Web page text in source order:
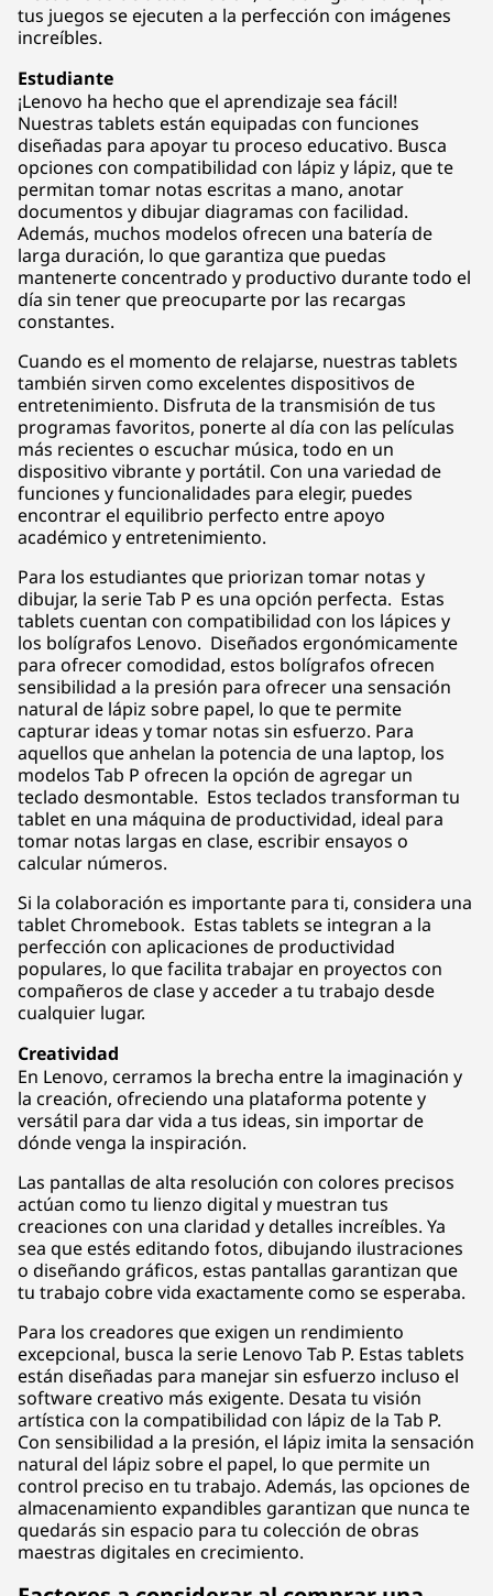
tus juegos se ejecuten a la perfección con imágenes
increíbles.
Estudiante
¡Lenovo ha hecho que el aprendizaje sea fácil!
Nuestras tablets están equipadas con funciones
diseñadas para apoyar tu proceso educativo. Busca
opciones con compatibilidad con lápiz y lápiz, que te
permitan tomar notas escritas a mano, anotar
documentos y dibujar diagramas con facilidad.
Además, muchos modelos ofrecen una batería de
larga duración, lo que garantiza que puedas
mantenerte concentrado y productivo durante todo el
día sin tener que preocuparte por las recargas
constantes.
Cuando es el momento de relajarse, nuestras tablets
también sirven como excelentes dispositivos de
entretenimiento. Disfruta de la transmisión de tus
programas favoritos, ponerte al día con las películas
más recientes o escuchar música, todo en un
dispositivo vibrante y portátil. Con una variedad de
funciones y funcionalidades para elegir, puedes
encontrar el equilibrio perfecto entre apoyo
académico y entretenimiento.
Para los estudiantes que priorizan tomar notas y
dibujar, la serie Tab P es una opción perfecta. Estas
tablets cuentan con compatibilidad con los lápices y
los bolígrafos Lenovo. Diseñados ergonómicamente
para ofrecer comodidad, estos bolígrafos ofrecen
sensibilidad a la presión para ofrecer una sensación
natural de lápiz sobre papel, lo que te permite
capturar ideas y tomar notas sin esfuerzo. Para
aquellos que anhelan la potencia de una laptop, los
modelos Tab P ofrecen la opción de agregar un
teclado desmontable. Estos teclados transforman tu
tablet en una máquina de productividad, ideal para
tomar notas largas en clase, escribir ensayos o
calcular números.
Si la colaboración es importante para ti, considera una
tablet Chromebook. Estas tablets se integran a la
perfección con aplicaciones de productividad
populares, lo que facilita trabajar en proyectos con
compañeros de clase y acceder a tu trabajo desde
cualquier lugar.
Creatividad
En Lenovo, cerramos la brecha entre la imaginación y
la creación, ofreciendo una plataforma potente y
versátil para dar vida a tus ideas, sin importar de
dónde venga la inspiración.
Las pantallas de alta resolución con colores precisos
actúan como tu lienzo digital y muestran tus
creaciones con una claridad y detalles increíbles. Ya
sea que estés editando fotos, dibujando ilustraciones
o diseñando gráficos, estas pantallas garantizan que
tu trabajo cobre vida exactamente como se esperaba.
Para los creadores que exigen un rendimiento
excepcional, busca la serie Lenovo Tab P. Estas tablets
están diseñadas para manejar sin esfuerzo incluso el
software creativo más exigente. Desata tu visión
artística con la compatibilidad con lápiz de la Tab P.
Con sensibilidad a la presión, el lápiz imita la sensación
natural del lápiz sobre el papel, lo que permite un
control preciso en tu trabajo. Además, las opciones de
almacenamiento expandibles garantizan que nunca te
quedarás sin espacio para tu colección de obras
maestras digitales en crecimiento.